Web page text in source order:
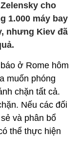
cho
1.000 máy bay
nhưng Kiev đã
ở Rome hôm
muốn phóng
chặn tất cả.
Nếu các đối
và phân bổ
thể thực hiện